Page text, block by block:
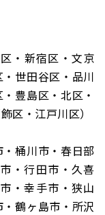
・新宿区・文京
世田谷区・品川
豊島区・北区・
区・江戸川区）
桶川市・春日部
・行田市・久喜
・幸手市・狭山
鶴ヶ島市・所沢